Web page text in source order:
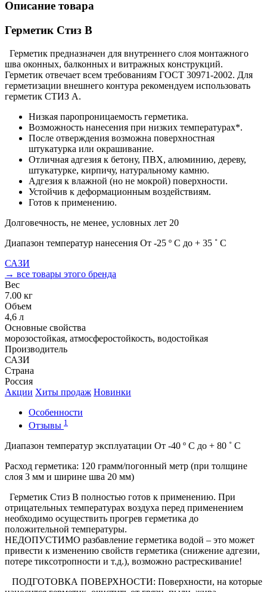
Описание товара
Герметик Стиз В
Герметик предназначен для внутреннего слоя монтажного
шва оконных, балконных и витражных конструкций.
Герметик отвечает всем требованиям ГОСТ 30971-2002. Для
герметизации внешнего контура рекомендуем использовать
герметик СТИЗ А.
Низкая паропроницаемость герметика.
Возможность нанесения при низких температурах*.
После отверждения возможна поверхностная
штукатурка или окрашивание.
Отличная адгезия к бетону, ПВХ, алюминию, дереву,
штукатурке, кирпичу, натуральному камню.
Адгезия к влажной (но не мокрой) поверхности.
Устойчив к деформационным воздействиям.
Готов к применению.
Долговечность, не менее, условных лет 20
Диапазон температур нанесения От -25 º С до + 35 ˚ С
САЗИ
→ все товары этого бренда
Вес
7.00 кг
Объем
4,6 л
Основные свойства
морозостойкая, атмосферостойкость, водостойкая
Производитель
САЗИ
Страна
Россия
Акции Хиты продаж Новинки
Особенности
Отзывы 1
Диапазон температур эксплуатации От -40 º С до + 80 ˚ С
Расход герметика: 120 грамм/погонный метр (при толщине
слоя 3 мм и ширине шва 20 мм)
Герметик Стиз В полностью готов к применению. При
отрицательных температурах воздуха перед применением
необходимо осуществить прогрев герметика до
положительной температуры.
НЕДОПУСТИМО разбавление герметика водой – это может
привести к изменению свойств герметика (снижение адгезии,
потере тиксотропности и т.д.), возможно растрескивание!
ПОДГОТОВКА ПОВЕРХНОСТИ: Поверхности, на которые